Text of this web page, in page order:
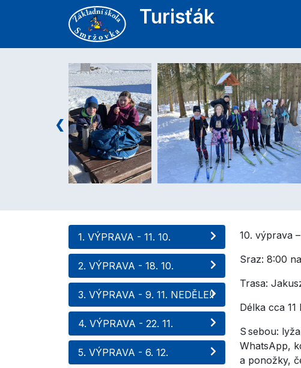
Turisťák
1. VÝPRAVA - 11. 10.
2. VÝPRAVA - 18. 10.
3. VÝPRAVA - 9. 11. NEDĚLE!!
4. VÝPRAVA - 22. 11.
5. VÝPRAVA - 6. 12.
10. výprava
Sraz: 8:00
Trasa:
S sebou:
WhatsApp,
a ponožky,